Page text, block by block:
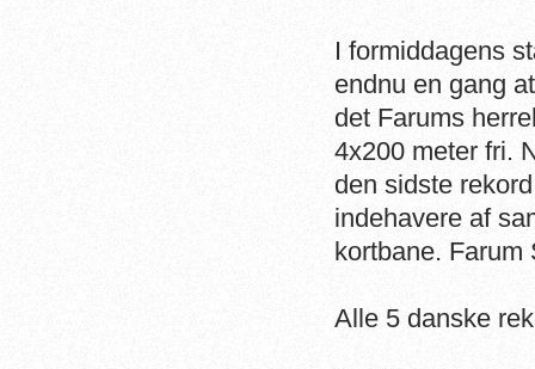
I formiddagens
endnu en gang
det Farums
4x200 meter fri.
den sidste
indehavere af
kortbane.
Alle 5 danske